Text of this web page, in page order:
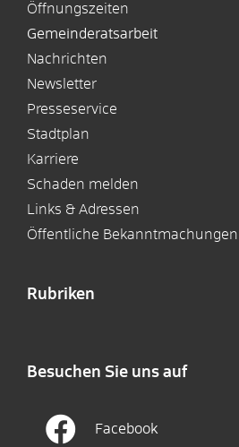
Öffnungszeiten
Gemeinderatsarbeit
Nachrichten
Newsletter
Presseservice
Stadtplan
Karriere
Schaden melden
Links & Adressen
Öffentliche Bekanntmachungen
Rubriken
Besuchen Sie uns auf
Facebook